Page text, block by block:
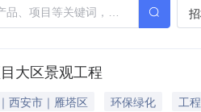
大区景观工程
西安市｜雁塔区 环保绿化
工程